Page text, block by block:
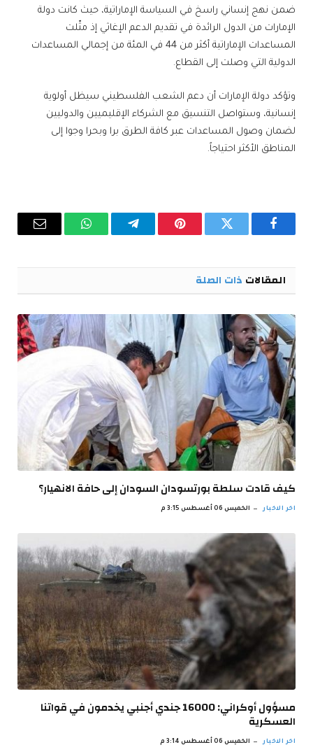
ضمن نهج إنساني راسخ في السياسة الإماراتية، حيث كانت دولة
الإمارات من الدول الرائدة في تقديم الدعم الإغاثي إذ مثّلت
المساعدات الإماراتية أكثر من 44 في المئة من إجمالي المساعدات
الدولية التي وصلت إلى القطاع.
وتؤكد دولة الإمارات أن دعم الشعب الفلسطيني سيظل أولوية
إنسانية، وستواصل التنسيق مع الشركاء الإقليميين والدوليين
لضمان وصول المساعدات عبر كافة الطرق برا وبحرا وجوا إلى
المناطق الأكثر احتياجاً.
فيسبوك تويتر بينتيريستتيلقرام واتساب البريد
المقالات ذات الصلة
كيف قادت سلطة بورتسودان السودان إلى حافة الانهيار؟
اخر الاخبار الخميس 06 أغسطس 3:15 م
مسؤول أوكراني: 16000 جندي أجنبي يخدمون في قواتنا
العسكرية
اخر الاخبار الخميس 06 أغسطس 3:14 م